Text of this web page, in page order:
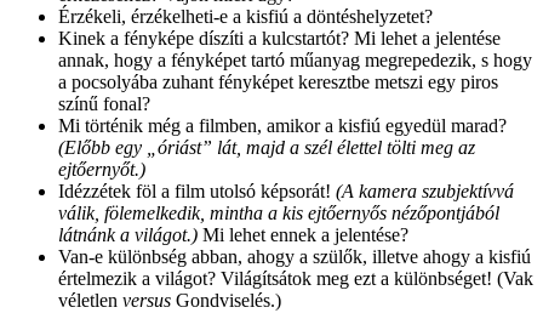
Érzékeli, érzékelheti-e a kisfiú a döntéshelyzetet?
Kinek a fényképe díszíti a kulcstartót? Mi lehet a jelentése
annak, hogy a fényképet tartó műanyag megrepedezik, s hogy
a pocsolyába zuhant fényképet keresztbe metszi egy piros
színű fonal?
Mi történik még a filmben, amikor a kisfiú egyedül marad?
(Előbb egy „óriást” lát, majd a szél élettel tölti meg az
ejtőernyőt.)
Idézzétek föl a film utolsó képsorát! (A kamera szubjektívvá
válik, fölemelkedik, mintha a kis ejtőernyős nézőpontjából
látnánk a világot.) Mi lehet ennek a jelentése?
Van-e különbség abban, ahogy a szülők, illetve ahogy a kisfiú
értelmezik a világot? Világítsátok meg ezt a különbséget! (Vak
véletlen versus Gondviselés.)